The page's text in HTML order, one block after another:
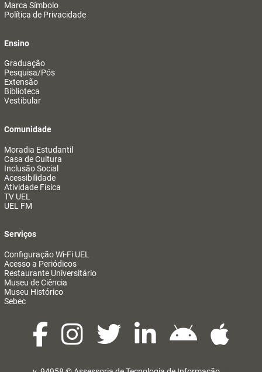
Marca Símbolo
Política de Privacidade
Ensino
Graduação
Pesquisa/Pós
Extensão
Biblioteca
Vestibular
Comunidade
Moradia Estudantil
Casa de Cultura
Inclusão Social
Acessibilidade
Atividade Física
TV UEL
UEL FM
Serviços
Configuração Wi-Fi UEL
Acesso a Periódicos
Restaurante Universitário
Museu de Ciência
Museu Histórico
Sebec